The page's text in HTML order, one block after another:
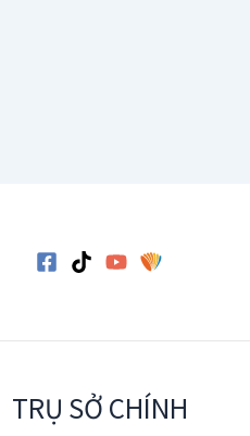
TRỤ SỞ CHÍNH